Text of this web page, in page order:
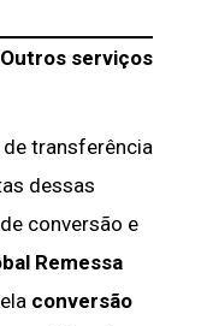
serviços
transferência
dessas
conversão e
Remessa
conversão